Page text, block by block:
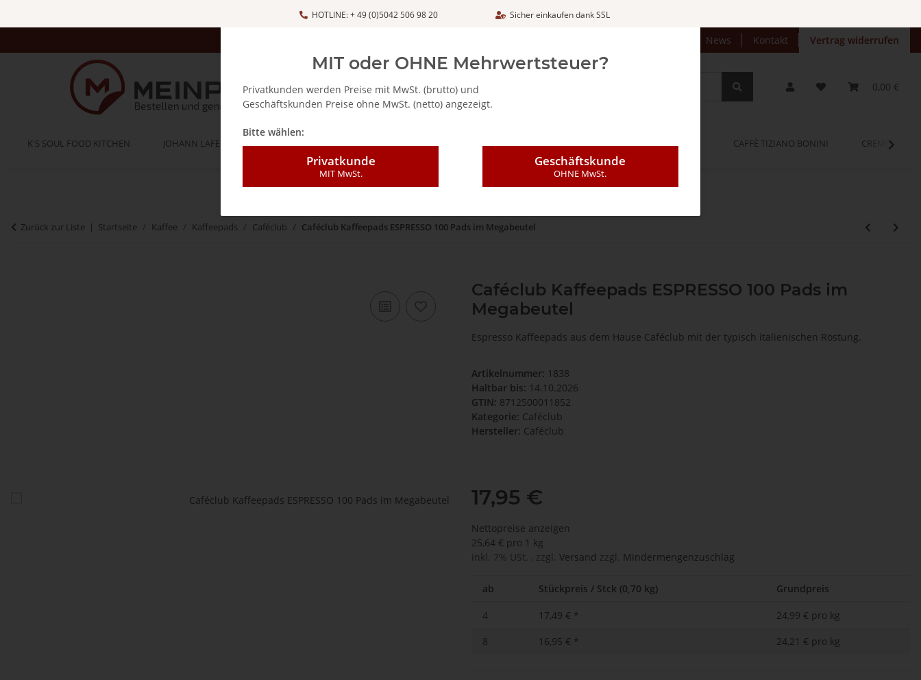
HOTLINE: + 49 (0)5042 506 98 20 Sicher einkaufen dank SSL
News Kontakt Vertrag widerrufen
0,00 €
K'S SOUL FOOD KITCHEN JOHANN LAFER BELLA ITALIA - FEINKOSTARTIKEL CAFFÈ MAJESTIC / DICAF KAFFEE OPINUM CAFFÈ TIZIANO BONINI CREMEO
Zurück zur Liste Startseite Kaffee Kaffeepads Caféclub Caféclub Kaffeepads ESPRESSO 100 Pads im Megabeutel
Caféclub Kaffeepads ESPRESSO 100 Pads im
Megabeutel
Espresso Kaffeepads aus dem Hause Caféclub mit der typisch italienischen Röstung.
Artikelnummer: 1838
Haltbar bis: 14.10.2026
GTIN: 8712500011852
Kategorie: Caféclub
Hersteller: Caféclub
17,95 €
Nettopreise anzeigen
25,64 € pro 1 kg
inkl. 7% USt. , zzgl. Versand zzgl. Mindermengenzuschlag
ab Stückpreis / Stck (0,70 kg) Grundpreis
4 17,49 € *
24,99 € pro kg
8
16,95 € * 24,21 € pro kg
MIT oder OHNE Mehrwertsteuer?
Privatkunden werden Preise mit MwSt. (brutto) und
Geschäftskunden Preise ohne MwSt. (netto) angezeigt.
Bitte wählen:
Privatkunde
MIT MwSt.
Geschäftskunde
OHNE MwSt.